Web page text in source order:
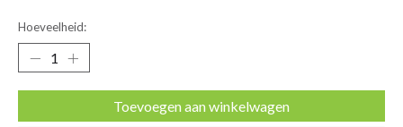
Hoeveelheid:
Toevoegen aan winkelwagen